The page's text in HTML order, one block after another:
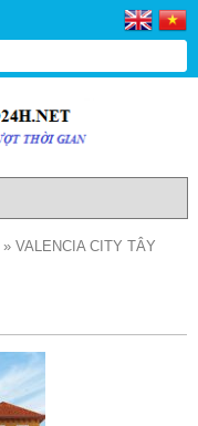
» VALENCIA CITY TÂY